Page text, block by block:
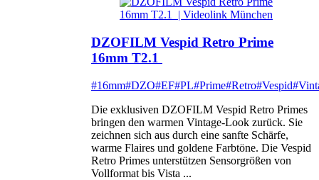
DZOFILM Vespid Retro Prime
16mm T2.1
#16mm#DZO#EF#PL#Prime#Retro#Vespid
Die exklusiven DZOFILM Vespid Retro Primes
bringen den warmen Vintage-Look zurück. Sie
zeichnen sich aus durch eine sanfte Schärfe,
warme Flaires und goldene Farbtöne. Die Vespid
Retro Primes unterstützen Sensorgrößen von
Vollformat bis Vista ...